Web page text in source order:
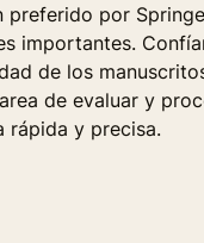
preferido por
importantes.
de los
de evaluar y
rápida y precisa.